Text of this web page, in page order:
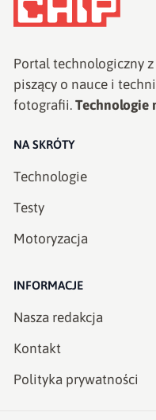
Portal technologiczny
piszący o nauce i
fotografii. Technologie
NA SKRÓTY
Technologie
Testy
Motoryzacja
INFORMACJE
Nasza redakcja
Kontakt
Polityka prywatności